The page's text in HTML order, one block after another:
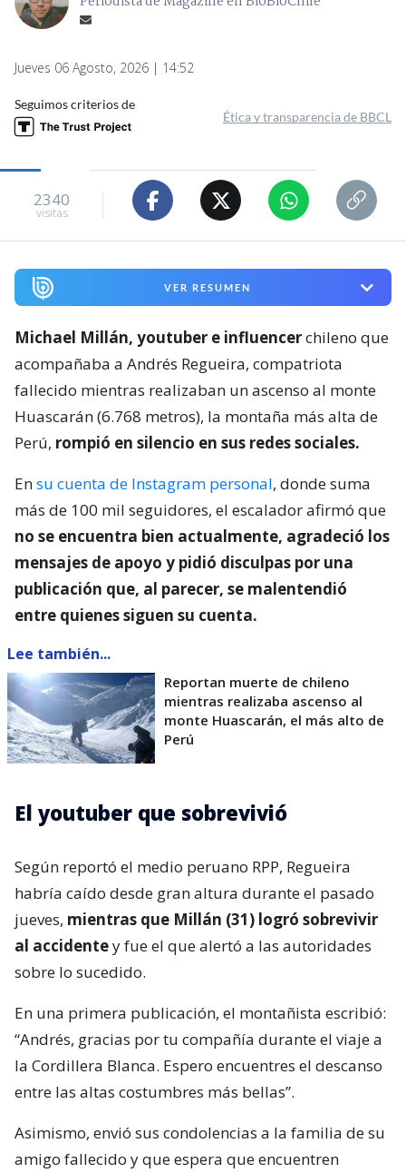
Jueves 06 Agosto, 2026 | 14:52
Seguimos criterios de
Ética y transparencia de BBCL
2340
visitas
VER RESUMEN
Michael Millán, youtuber e influencerchileno que
acompañaba a Andrés Regueira, compatriota
fallecido mientras realizaban un ascenso al monte
Huascarán (6.768 metros), la montaña más alta de
Perú, rompió en silencio en sus redes sociales.
Ensu cuenta de Instagram personal, donde suma
más de 100 mil seguidores, el escalador afirmó que
no se encuentra bien actualmente, agradeció los
mensajes de apoyo y pidió disculpas por una
publicación que, al parecer, se malentendió
entre quienes siguen su cuenta.
Lee también...
Reportan muerte de chileno
mientras realizaba ascenso al
monte Huascarán, el más alto de
Perú
El youtuber que sobrevivió
Según reportó el medio peruano RPP, Regueira
habría caído desde gran altura durante el pasado
jueves, mientras que Millán (31) logró sobrevivir
al accidentey fue el que alertó a las autoridades
sobre lo sucedido.
En una primera publicación, el montañista escribió:
“Andrés, gracias por tu compañía durante el viaje a
la Cordillera Blanca. Espero encuentres el descanso
entre las altas costumbres más bellas”.
Asimismo, envió sus condolencias a la familia de su
amigo fallecido y que espera que encuentren